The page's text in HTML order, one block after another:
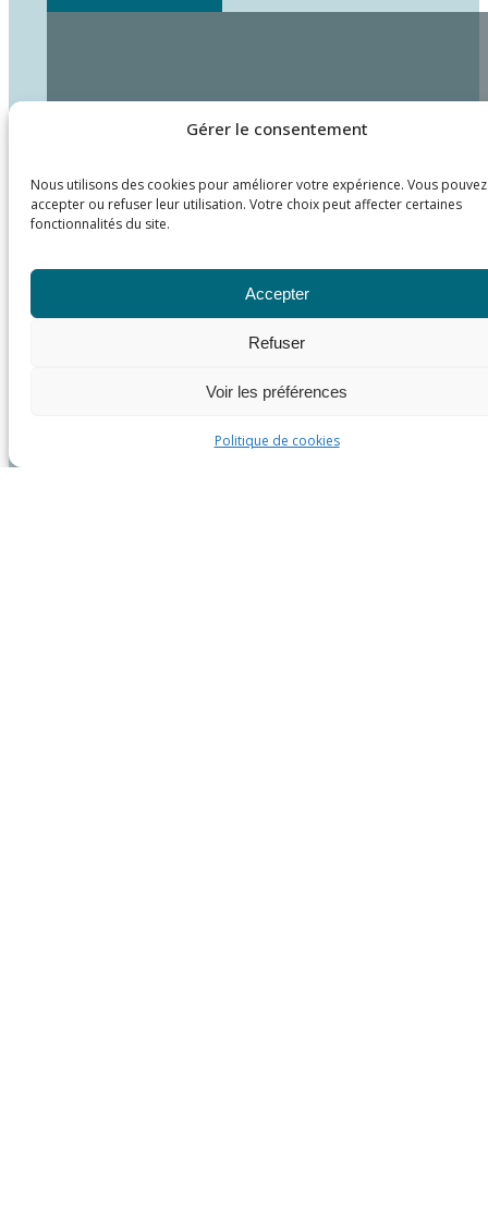
Gérer le consentement
Nous utilisons des cookies pour améliorer votre expérience. Vous pouvez
accepter ou refuser leur utilisation. Votre choix peut affecter certaines
fonctionnalités du site.
Accepter
Refuser
Voir les préférences
Politique de cookies